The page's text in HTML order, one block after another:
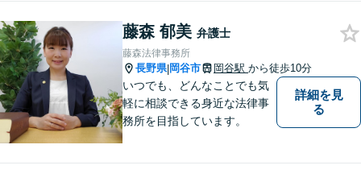
藤森 郁美 弁護士
藤森法律事務所
長野県|岡谷市 岡谷駅 から徒歩10分
いつでも、どんなことでも気
軽に相談できる身近な法律事
務所を目指しています。
詳細を見
る